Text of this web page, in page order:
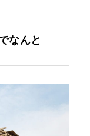
なんと